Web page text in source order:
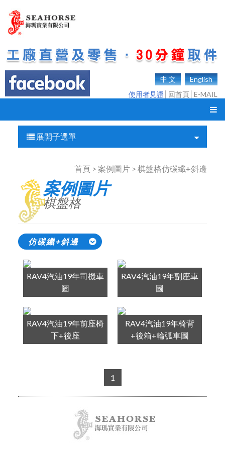
中 文
English
使用者見證 回首頁 E-MAIL
展開子選單
首頁 > 案例圖片 > 棋盤格仿碳纖+斜邊
案例圖片
棋盤格
仿碳纖+斜邊
RAV4汽油19年司機車
圖
RAV4汽油19年副座車
圖
RAV4汽油19年前座椅
下+後座
RAV4汽油19年椅背
+後箱+輪弧車圖
1